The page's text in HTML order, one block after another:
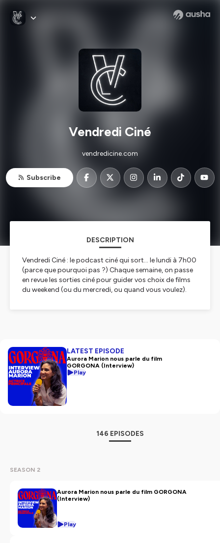
Vendredi Ciné
vendredicine.com
Subscribe
DESCRIPTION
Vendredi Ciné : le podcast ciné qui sort… le lundi à 7h00
(parce que pourquoi pas ?) Chaque semaine, on passe
en revue les sorties ciné pour guider vos choix de films
du weekend (ou du mercredi, ou quand vous voulez).
Hébergé par Ausha. Visitezausha.co/politique-de-
confidentialitepour plus d'informations.
LATEST EPISODE
Aurora Marion nous parle du film
GORGONA (Interview)
Play
146 EPISODES
SEASON 2
Aurora Marion nous parle du film GORGONA
(Interview)
Play